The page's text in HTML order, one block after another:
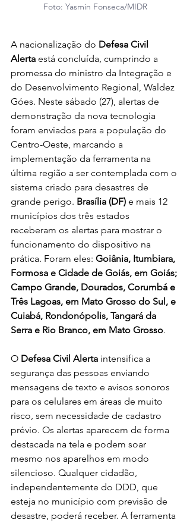
Foto: Yasmin Fonseca/MIDR
A nacionalização do Defesa Civil
Alerta está concluída, cumprindo a
promessa do ministro da Integração e
do Desenvolvimento Regional, Waldez
Góes. Neste sábado (27), alertas de
demonstração da nova tecnologia
foram enviados para a população do
Centro-Oeste, marcando a
implementação da ferramenta na
última região a ser contemplada com o
sistema criado para desastres de
grande perigo. Brasília (DF) e mais 12
municípios dos três estados
receberam os alertas para mostrar o
funcionamento do dispositivo na
prática. Foram eles: Goiânia, Itumbiara,
Formosa e Cidade de Goiás, em Goiás;
Campo Grande, Dourados, Corumbá e
Três Lagoas, em Mato Grosso do Sul, e
Cuiabá, Rondonópolis, Tangará da
Serra e Rio Branco, em Mato Grosso.
O Defesa Civil Alerta intensifica a
segurança das pessoas enviando
mensagens de texto e avisos sonoros
para os celulares em áreas de muito
risco, sem necessidade de cadastro
prévio. Os alertas aparecem de forma
destacada na tela e podem soar
mesmo nos aparelhos em modo
silencioso. Qualquer cidadão,
independentemente do DDD, que
esteja no município com previsão de
desastre, poderá receber. A ferramenta